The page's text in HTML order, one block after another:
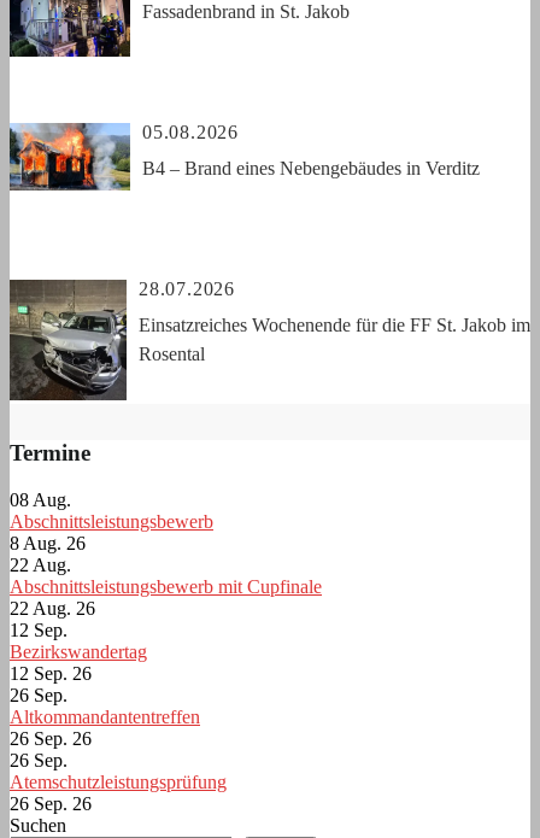
Fassadenbrand in St. Jakob
05.08.2026
B4 – Brand eines Nebengebäudes in Verditz
28.07.2026
Einsatzreiches Wochenende für die FF St. Jakob im
Rosental
Termine
08 Aug.
Abschnittsleistungsbewerb
8 Aug. 26
22 Aug.
Abschnittsleistungsbewerb mit Cupfinale
22 Aug. 26
12 Sep.
Bezirkswandertag
12 Sep. 26
26 Sep.
Altkommandantentreffen
26 Sep. 26
26 Sep.
Atemschutzleistungsprüfung
26 Sep. 26
Suchen